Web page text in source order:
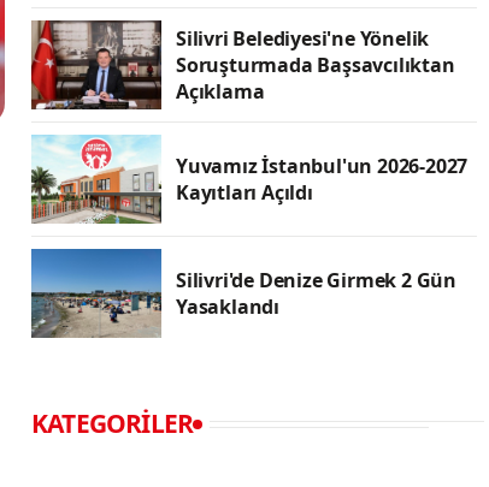
Silivri Belediyesi'ne Yönelik
Soruşturmada Başsavcılıktan
Açıklama
Yuvamız İstanbul'un 2026-2027
Kayıtları Açıldı
Silivri'de Denize Girmek 2 Gün
Yasaklandı
KATEGORILER